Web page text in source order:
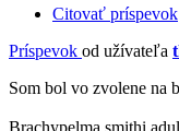
Citovať príspevok
Príspevok od užívateľa
Som bol vo zvolene na
Brachypelma smithi